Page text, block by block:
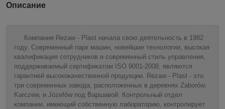
Описание
Компания Rezaw - Plast начала свою деятельность в 1982
году. Современный парк машин, новейшие технологии, высокая
квалификация сотрудников и современный стиль управления,
поддерживаемый сертификатом ISO 9001-2008, являются
гарантией высококачественной продукции. Rezaw - Plast - это
три современных завода, расположенных в деревнях Zaborów,
Karczew, и Józefów под Варшавой. Контрольный отдел
компании, имеющий собственную лабораторию, контролирует